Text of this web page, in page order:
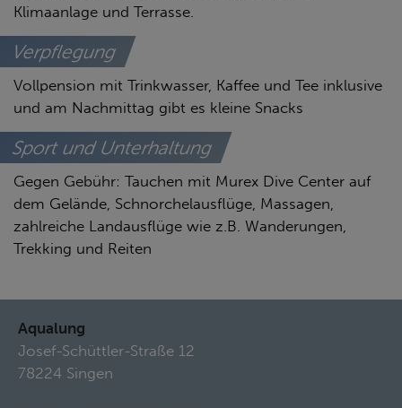
Klimaanlage und Terrasse.
Verpflegung
Vollpension mit Trinkwasser, Kaffee und Tee inklusive
und am Nachmittag gibt es kleine Snacks
Sport und Unterhaltung
Gegen Gebühr: Tauchen mit Murex Dive Center auf
dem Gelände, Schnorchelausflüge, Massagen,
zahlreiche Landausflüge wie z.B. Wanderungen,
Trekking und Reiten
Aqualung
Josef-Schüttler-Straße 12
78224 Singen